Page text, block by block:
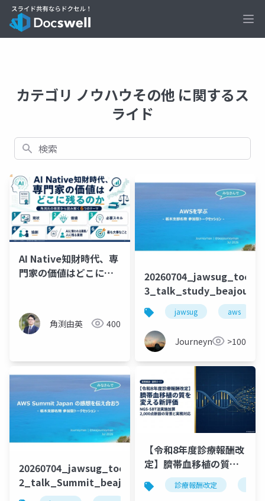
カテゴリ ノウハウその他 に関するス
ライド
検索
AI Native知財時代、専
門家の価値はどこに残
角渕由英 400
jawsug aws
Journeyman >100
20260704_jawsug_tochigi_9-
2_talk_Summit_beajouneyman
【令和8年度診療報酬改
定】臍帯血移植の質を
変える新評価 ― NGS-
SBT法実施加算2,000点
診療報酬改定